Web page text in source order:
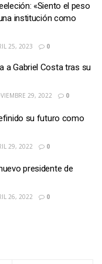
«Siento el peso
institución como
25, 2023 0
a Gabriel Costa tras su
29, 2022 0
su futuro como
29, 2022 0
presidente de
26, 2022 0